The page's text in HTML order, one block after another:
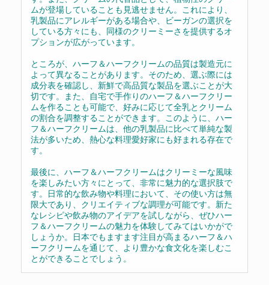
ムが登場していることも見逃せません。これにより、
乳製品にアレルギーがある場合や、ビーガンの選択を
している方々にも、同様のクリーミーさを提供するオ
プションが広がっています。
ところが、ハーフ＆ハーフクリームの品質は製造元に
よって異なることがあります。そのため、選ぶ際には
成分表を確認し、新鮮で高品質な製品を選ぶことが大
切です。また、自宅で手作りのハーフ＆ハーフクリー
ムを作ることも可能で、好みに応じて全乳とクリーム
の割合を調整することができます。このように、ハー
フ＆ハーフクリームは、他の乳製品に比べて単純な製
法が多いため、熱心な料理愛好家にも好まれる存在で
す。
最後に、ハーフ＆ハーフクリームはクリーミーな風味
を楽しみたい方々にとって、非常に魅力的な選択肢で
す。日常的な飲み物や料理において、その使い方は無
限大であり、クリエイティブな調理が可能です。新た
なレシピや飲み物のアイデアを試しながら、ぜひハー
フ＆ハーフクリームの魅力を体験してみてはいかがで
しょうか。日本でもますます注目が高まるハーフ＆ハ
ーフクリームを通じて、より豊かな食文化を楽しむこ
とができることでしょう。